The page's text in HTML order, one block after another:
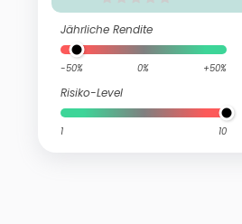
Jährliche Rendite
-50% 0% +50%
Risiko-Level
1 10